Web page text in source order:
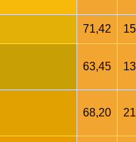
71,42
63,45
68,20